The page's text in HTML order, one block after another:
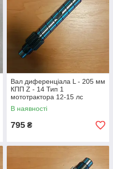
Вал диференціала L - 205 мм
КПП Z - 14 Тип 1
мототрактора 12-15 лс
В наявності
795 ₴